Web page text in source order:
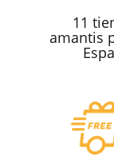
11
amantis